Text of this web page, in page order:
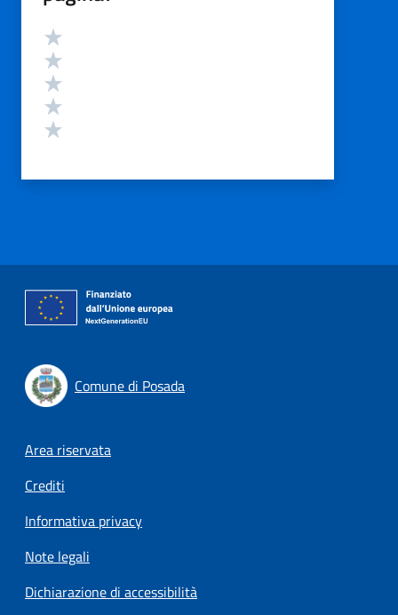
Valutazione
Comune di Posada
Footer menu
Area riservata
Crediti
Informativa privacy
Note legali
Dichiarazione di accessibilità